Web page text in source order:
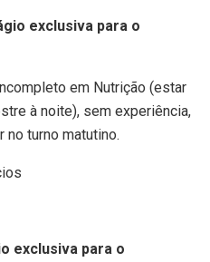
exclusiva para o
em Nutrição (estar
à noite), sem experiência,
no turno matutino.
exclusiva para o